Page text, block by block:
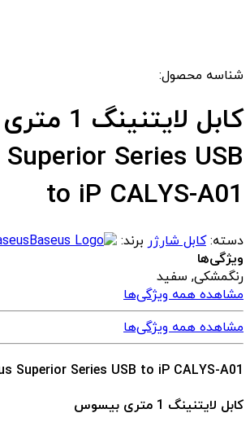
شناسه محصول:
کابل
Series USB
to iP CALYS-A01
دسته:کابل شارژر برند:
ویژگی‌ها
رنگمشکی, سفید
مشاهده همه ویژگی‌ها
مشاهده همه ویژگی‌ها
Superior Series USB to iP CALYS-A01
کابل لایتنینگ 1 متری بیسوس